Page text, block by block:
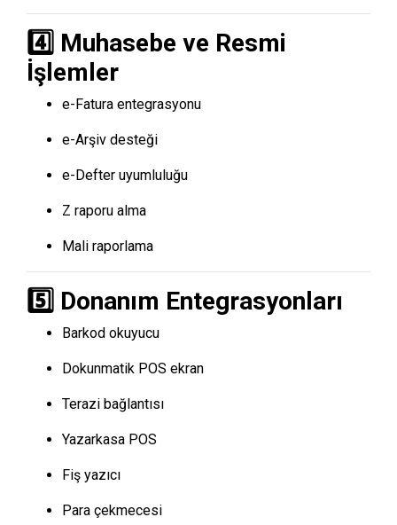
4️⃣ Muhasebe ve Resmi
İşlemler
e-Fatura entegrasyonu
e-Arşiv desteği
e-Defter uyumluluğu
Z raporu alma
Mali raporlama
5️⃣ Donanım Entegrasyonları
Barkod okuyucu
Dokunmatik POS ekran
Terazi bağlantısı
Yazarkasa POS
Fiş yazıcı
Para çekmecesi